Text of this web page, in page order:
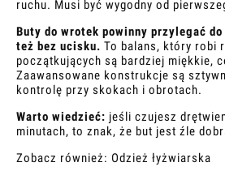
ruchu. Musi być wygodny od
Buty do wrotek powinny przylegać
też bez ucisku. To balans, który robi
początkujących są bardziej miękkie,
Zaawansowane konstrukcje są
kontrolę przy skokach i obrotach.
Warto wiedzieć: jeśli czujesz
minutach, to znak, że but jest źle
Zobacz również: Odzież łyżwiarska